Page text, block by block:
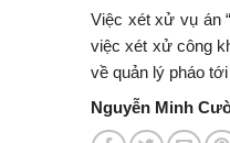
Việc xét xử vụ án
việc xét xử công
về quản lý pháo
Nguyễn Minh